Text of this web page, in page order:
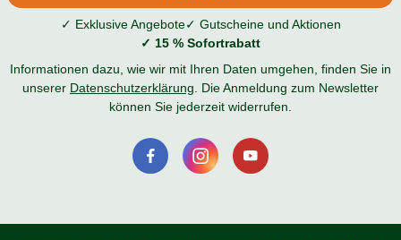
✓ Exklusive Angebote✓ Gutscheine und Aktionen
✓ 15 % Sofortrabatt
Informationen dazu, wie wir mit Ihren Daten umgehen, finden Sie in
unserer Datenschutzerklärung . Die Anmeldung zum Newsletter
können Sie jederzeit widerrufen.